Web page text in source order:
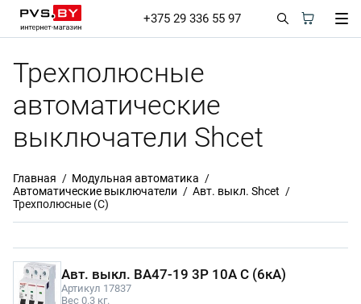
+375 29 336 55 97
Трехполюсные
автоматические
выключатели Shcet
Главная
Модульная автоматика
Автоматические выключатели
Авт. выкл. Shcet
Трехполюсные (С)
Авт. выкл. BA47-19 3P 10А С (6кА)
Артикул 17837
Вес 0.3 кг.